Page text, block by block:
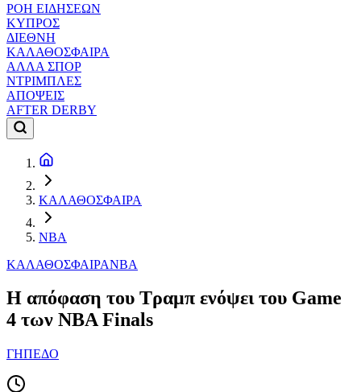
ΡΟΗ ΕΙΔΗΣΕΩΝ
ΚΥΠΡΟΣ
ΔΙΕΘΝΗ
ΚΑΛΑΘΟΣΦΑΙΡΑ
ΑΛΛΑ ΣΠΟΡ
ΝΤΡΙΜΠΛΕΣ
ΑΠΟΨΕΙΣ
AFTER DERBY
ΚΑΛΑΘΟΣΦΑΙΡΑ
NBA
ΚΑΛΑΘΟΣΦΑΙΡΑNBA
Η απόφαση του Τραμπ ενόψει του Game
4 των ΝΒΑ Finals
ΓΗΠΕΔΟ